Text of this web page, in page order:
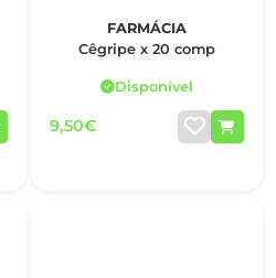
FARMÁCIA
Cêgripe x 20 comp
Disponível
9,50€